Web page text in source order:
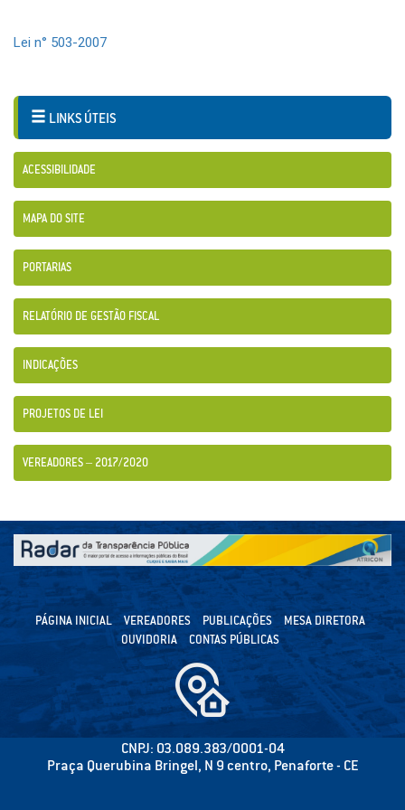
Lei n° 503-2007
LINKS ÚTEIS
ACESSIBILIDADE
MAPA DO SITE
PORTARIAS
RELATÓRIO DE GESTÃO FISCAL
INDICAÇÕES
PROJETOS DE LEI
VEREADORES – 2017/2020
PÁGINA INICIAL VEREADORES PUBLICAÇÕES
MESA DIRETORA
OUVIDORIA
CONTAS PÚBLICAS
CNPJ: 03.089.383/0001-04
Praça Querubina Bringel, N 9 centro, Penaforte - CE